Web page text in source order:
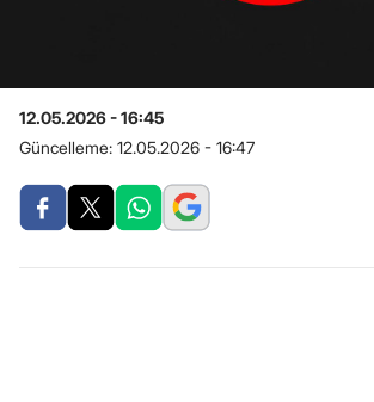
12.05.2026 - 16:45
Güncelleme: 12.05.2026 - 16:47